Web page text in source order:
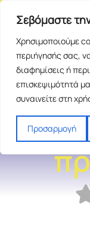
Σεβόμαστε
Χρησιμοποιούμε
περιήγησής σας,
διαφημίσεις ή
επισκεψιμότητά
συναινείτε στη
Προσαρμογή